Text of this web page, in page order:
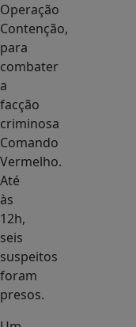
Operação
Contenção,
para
combater
a
facção
criminosa
Comando
Vermelho.
Até
às
12h,
seis
suspeitos
foram
presos.